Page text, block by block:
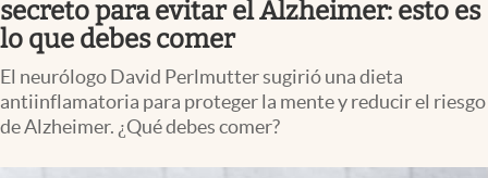
Colombia
secreto para evitar el Alzheimer: esto es
lo que debes comer
El neurólogo David Perlmutter sugirió una dieta
antiinflamatoria para proteger la mente y reducir el riesgo
de Alzheimer. ¿Qué debes comer?